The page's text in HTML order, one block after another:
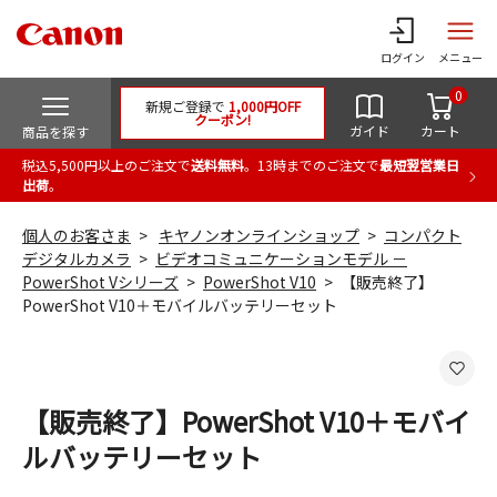
ログイン メニュー
商品を探す
新規ご登録で 1,000円OFF
クーポン!
ガイド カート
0
税込5,500円以上のご注文で送料無料。13時までのご注文で最短翌営業日
出荷。
個人のお客さま キヤノンオンラインショップ
コンパクト
デジタルカメラ
ビデオコミュニケーションモデル －
PowerShot Vシリーズ
PowerShot V10
【販売終了】
PowerShot V10＋モバイルバッテリーセット
【販売終了】PowerShot V10＋モバイ
ルバッテリーセット